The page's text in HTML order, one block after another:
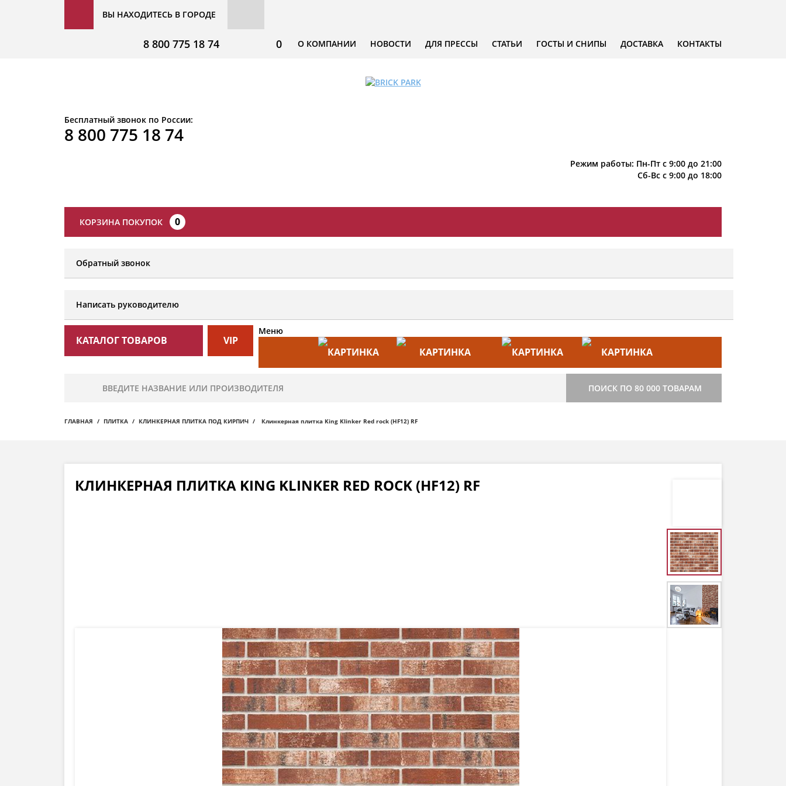
ВЫ НАХОДИТЕСЬ В ГОРОДЕ
О КОМПАНИИ НОВОСТИ ДЛЯ ПРЕССЫ СТАТЬИ ГОСТЫ И СНИПЫ ДОСТАВКА КОНТАКТЫ
0
8 800 775 18 74
Бесплатный звонок по России:
8 800 775 18 74
Режим работы: Пн-Пт с 9:00 до 21:00
Сб-Вс с 9:00 до 18:00
КОРЗИНА ПОКУПОК 0
Обратный звонок
Написать руководителю
КАТАЛОГ ТОВАРОВ VIP
Меню
СТРОИТЕЛЬСТВО
ПОИСК ПО 80 000 ТОВАРАМ
ГЛАВНАЯ ПЛИТКА КЛИНКЕРНАЯ ПЛИТКА ПОД КИРПИЧ Клинкерная плитка King Klinker Red rock (HF12) RF
КЛИНКЕРНАЯ ПЛИТКА KING KLINKER RED ROCK (HF12) RF